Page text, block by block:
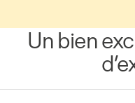
Un bien